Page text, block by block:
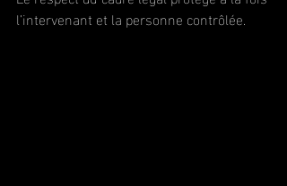
l’intervenant et la personne contrôlée.